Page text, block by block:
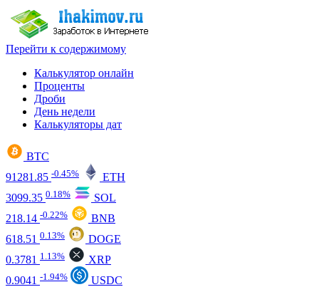
Перейти к содержимому
Калькулятор онлайн
Проценты
Дроби
День недели
Калькуляторы дат
BTC
91281.85 -0.45%
ETH
3099.35 0.18%
SOL
218.14 -0.22%
BNB
618.51 0.13%
DOGE
0.3781 1.13%
XRP
0.9041 -1.94%
USDC